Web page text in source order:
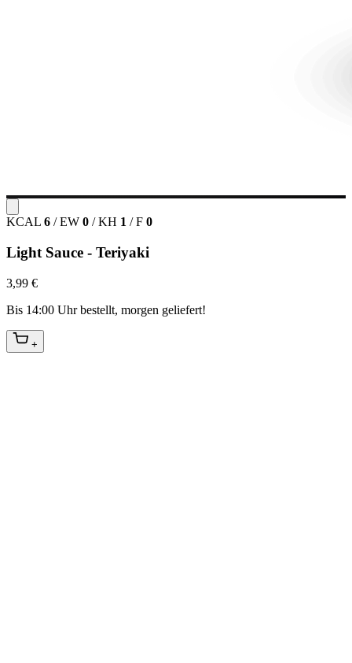
KCAL 6 / EW 0 / KH 1 / F 0
Light Sauce - Teriyaki
3,99 €
Bis 14:00 Uhr bestellt, morgen geliefert!
+